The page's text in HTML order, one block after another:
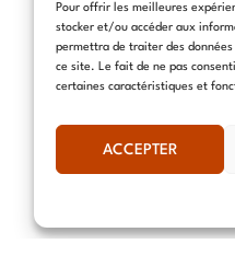
Pour offrir les meilleures
stocker et/ou accéder aux
permettra de traiter des
ce site. Le fait de ne pas
certaines caractéristiques et
ACCEPTER